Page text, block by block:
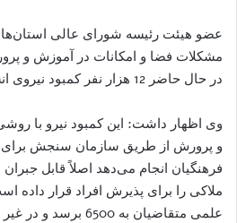
عضو هیئت رئیسه شورای عالی استان‌ها
مشکلات فضا و امکانات در آموزش و
در حال حاضر 12 هزار نفر کمبود نیروی انسانی وجود دارد.
وی اظهار داشت: این کمبود نیرو با
و پرورش از طریق سازمان سنجش برای
فرهنگیان انجام می‌دهد اصلاً قابل
ملاکی را برای پذیرش افراد قرار داده
علمی متقاضیان به